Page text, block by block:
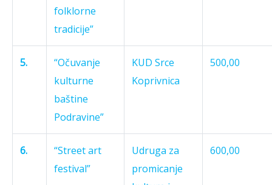
folklorne
tradicije”
5.
“Očuvanje
kulturne
baštine
Podravine”
KUD Srce
Koprivnica
500,00
6.
“Street art
festival”
Udruga za
promicanje
600,00